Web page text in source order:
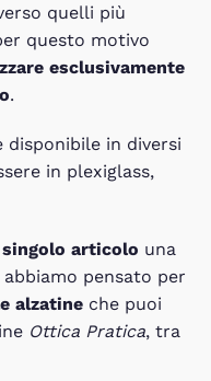
quelli più
questo motivo
esclusivamente
.
disponibile in diversi
in plexiglass,
articolo una
pensato per
alzatine che puoi
Ottica Pratica, tra